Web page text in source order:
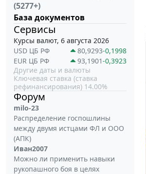
(5277+)
База документов
Сервисы
Курсы валют, 6 августа 2026
USD ЦБ РФ
80,9293-0,1998
EUR ЦБ РФ
93,1901-0,3923
Другие даты и валюты
Ключевая ставка (ставка
рефинансирования) 14.00%
Форум
milo-23
Распределение госпошлины
между двумя истцами ФЛ и ООО
(АПК)
Иван2007
Можно ли применить навыки
рукопашного боя в целях